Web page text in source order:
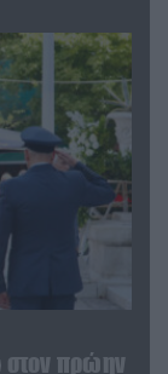
στον πρώην